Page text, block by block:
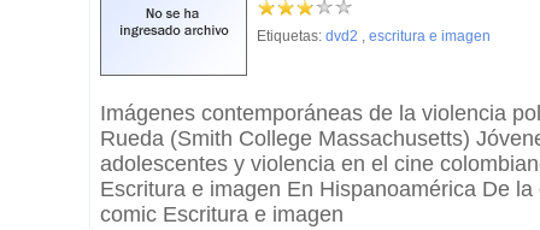
Etiquetas: dvd2 , escritura e imagen
Imágenes contemporáneas de la violencia
Rueda (Smith College Massachusetts)
adolescentes y violencia en el cine
Escritura e imagen En Hispanoamérica De
comic Escritura e imagen